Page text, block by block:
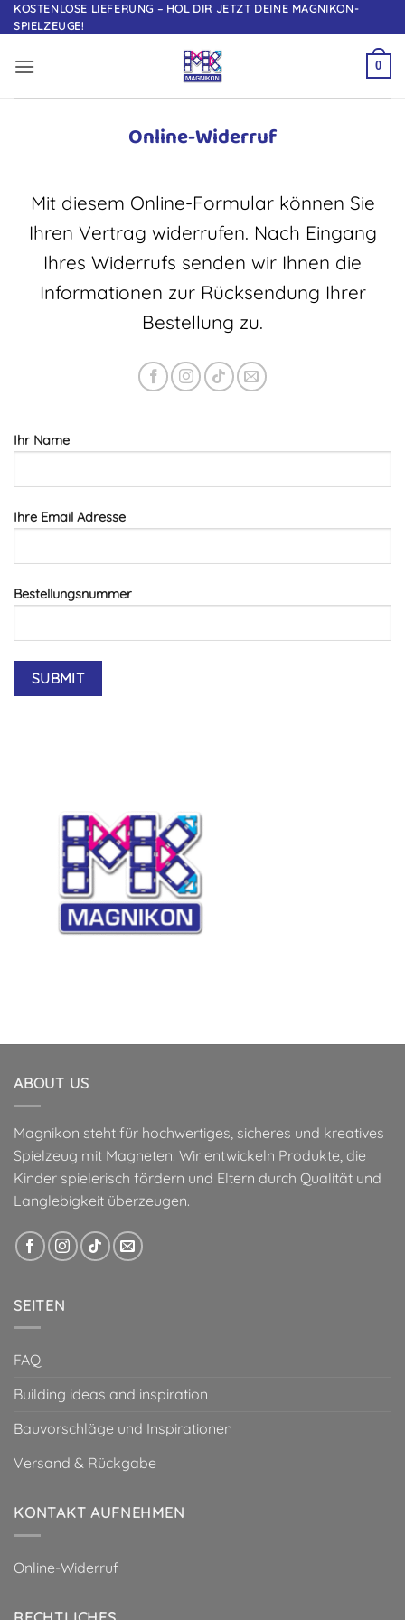
Zum
Inhalt
KOSTENLOSE LIEFERUNG – HOL DIR JETZT DEINE MAGNIKON-
SPIELZEUGE!
0
Online-Widerruf
Mit diesem Online-Formular können Sie
Ihren Vertrag widerrufen. Nach Eingang
Ihres Widerrufs senden wir Ihnen die
Informationen zur Rücksendung Ihrer
Bestellung zu.
Ihr Name
Ihre Email Adresse
Bestellungsnummer
ABOUT US
Magnikon steht für hochwertiges, sicheres und kreatives
Spielzeug mit Magneten. Wir entwickeln Produkte, die
Kinder spielerisch fördern und Eltern durch Qualität und
Langlebigkeit überzeugen.
SEITEN
FAQ
Building ideas and inspiration
Bauvorschläge und Inspirationen
Versand & Rückgabe
KONTAKT AUFNEHMEN
Online-Widerruf